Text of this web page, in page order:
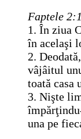
Faptele
1. În ziua
în acelaşi
2.
vâjâitul
toată casa
3. Nişte
una pe